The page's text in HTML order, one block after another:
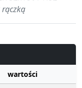
wartości